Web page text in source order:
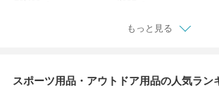
もっと見る
スポーツ用品・アウトドア用品の人気ラン